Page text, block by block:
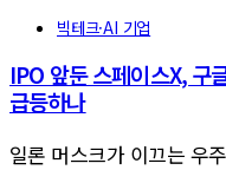
빅테크·AI 기업
IPO 앞둔 스페이스X, 구
급등하나
일론 머스크가 이끄는 우